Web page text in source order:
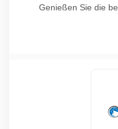
Genießen Sie die